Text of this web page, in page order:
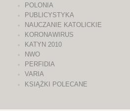
POLONIA
PUBLICYSTYKA
NAUCZANIE KATOLICKIE
KORONAWIRUS
KATYN 2010
NWO
PERFIDIA
VARIA
KSIĄŻKI POLECANE